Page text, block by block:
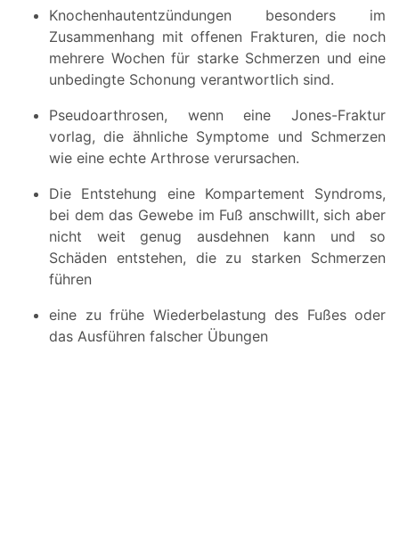
Knochenhautentzündungen besonders im
Zusammenhang mit offenen Frakturen, die noch
mehrere Wochen für starke Schmerzen und eine
unbedingte Schonung verantwortlich sind.
Pseudoarthrosen, wenn eine Jones-Fraktur
vorlag, die ähnliche Symptome und Schmerzen
wie eine echte Arthrose verursachen.
Die Entstehung eine Kompartement Syndroms,
bei dem das Gewebe im Fuß anschwillt, sich aber
nicht weit genug ausdehnen kann und so
Schäden entstehen, die zu starken Schmerzen
führen
eine zu frühe Wiederbelastung des Fußes oder
das Ausführen falscher Übungen